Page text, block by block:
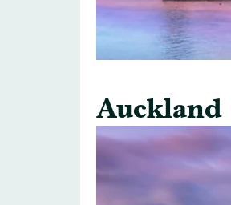
Auckland